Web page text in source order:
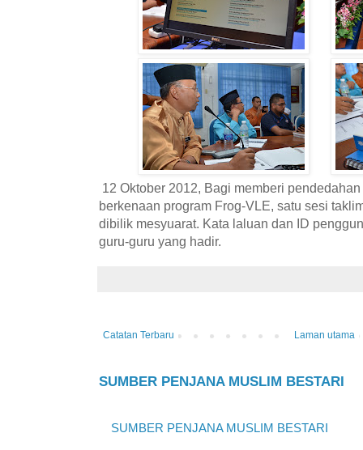
12 Oktober 2012, Bagi memberi
berkenaan program Frog-VLE, satu sesi
dibilik mesyuarat. Kata laluan dan ID
guru-guru yang hadir.
Catatan Terbaru Laman utama
SUMBER PENJANA MUSLIM BESTARI
SUMBER PENJANA MUSLIM BESTARI